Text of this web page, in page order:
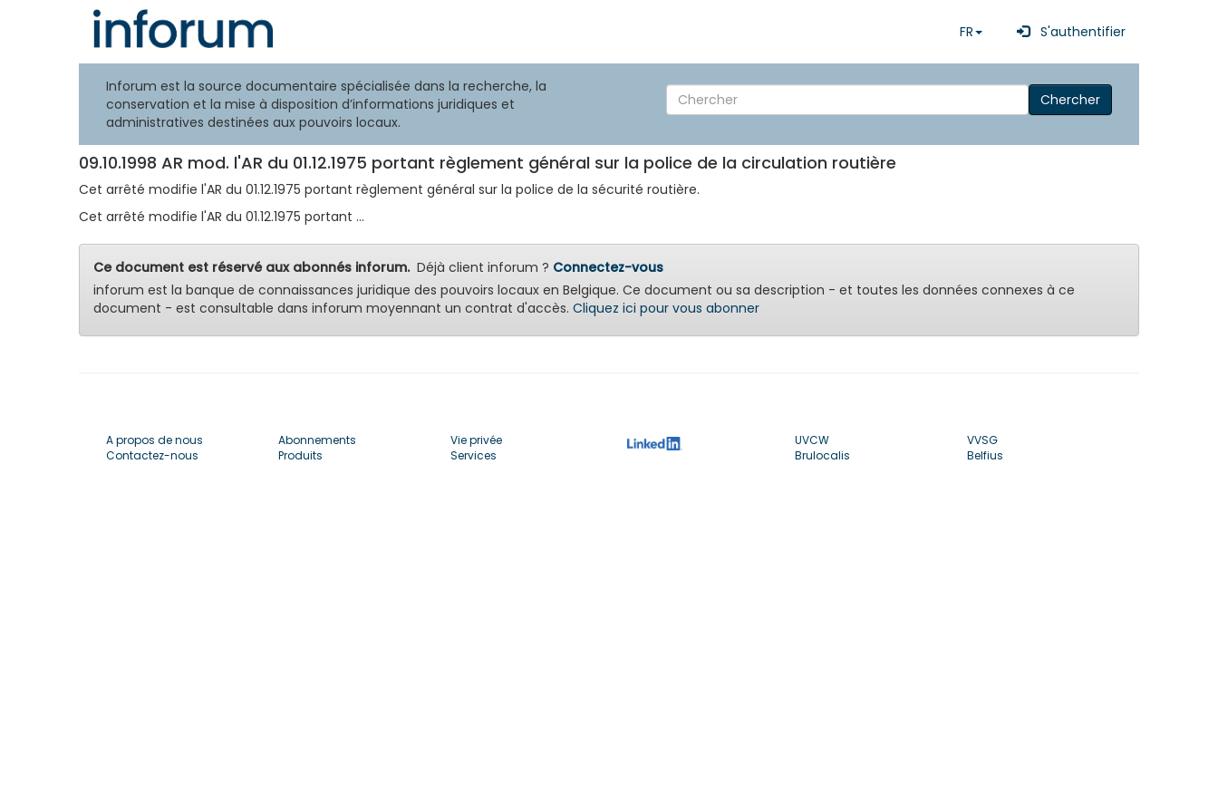
FR S'authentifier
Inforum est la source documentaire spécialisée dans la recherche, la
conservation et la mise à disposition d’informations juridiques et
administratives destinées aux pouvoirs locaux.
Chercher
09.10.1998 AR mod. l'AR du 01.12.1975 portant règlement général sur la police de la circulation routière
Cet arrêté modifie l'AR du 01.12.1975 portant règlement général sur la police de la sécurité routière.
Cet arrêté modifie l'AR du 01.12.1975 portant ...
Ce document est réservé aux abonnés inforum.Déjà client inforum ? Connectez-vous
inforum est la banque de connaissances juridique des pouvoirs locaux en Belgique. Ce document ou sa description - et toutes les données connexes à ce
document - est consultable dans inforum moyennant un contrat d'accès. Cliquez ici pour vous abonner
A propos de nous
Contactez-nous
Abonnements
Produits
Vie privée
Services
UVCW
Brulocalis
VVSG
Belfius